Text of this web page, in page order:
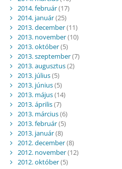
2014. február(17)
2014. január(25)
2013. december(11)
2013. november(10)
2013. október(5)
2013. szeptember(7)
2013. augusztus(2)
2013. július(5)
2013. június(5)
2013. május(14)
2013. április(7)
2013. március(6)
2013. február(5)
2013. január(8)
2012. december(8)
2012. november(12)
2012. október(5)